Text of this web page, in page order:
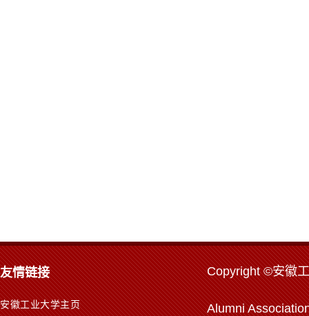
友情链接
安徽工业大学主页
Copyright ©安徽工
Alumni